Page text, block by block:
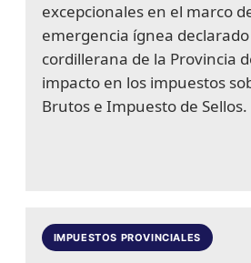
excepcionales en el marco
emergencia ígnea
cordillerana de la Provincia
impacto en los impuestos
Brutos e Impuesto de Sellos.
IMPUESTOS PROVINCIALES